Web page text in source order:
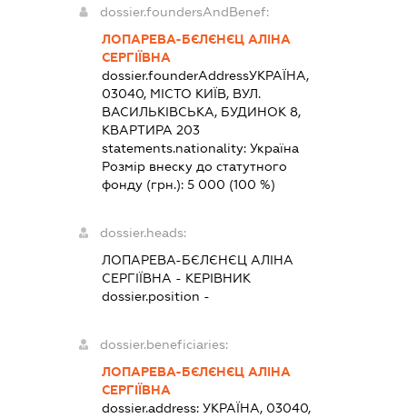
dossier.foundersAndBenef:
ЛОПАРЕВА-БЄЛЄНЄЦ АЛІНА
СЕРГІЇВНА
dossier.founderAddressУКРАЇНА,
03040, МІСТО КИЇВ, ВУЛ.
ВАСИЛЬКІВСЬКА, БУДИНОК 8,
КВАРТИРА 203
statements.nationality:Україна
Розмір внеску до статутного
фонду (грн.):5 000 (100 %)
dossier.heads:
ЛОПАРЕВА-БЄЛЄНЄЦ АЛІНА
СЕРГІЇВНА - КЕРІВНИК
dossier.position -
dossier.beneficiaries:
ЛОПАРЕВА-БЄЛЄНЄЦ АЛІНА
СЕРГІЇВНА
dossier.address:УКРАЇНА, 03040,